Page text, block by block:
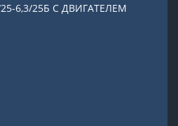
6,3/25Б С ДВИГАТЕЛЕМ